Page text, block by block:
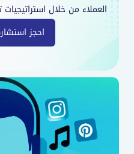
العملاء من خلال
احجز